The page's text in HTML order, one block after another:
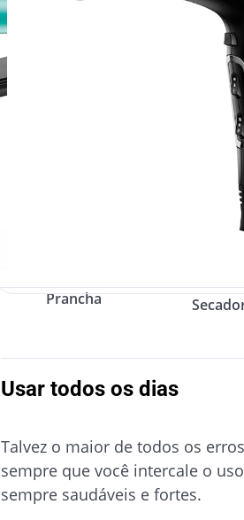
Prancha
Usar todos os dias
Talvez o maior de todos os
sempre que você intercale o
sempre saudáveis e fortes.